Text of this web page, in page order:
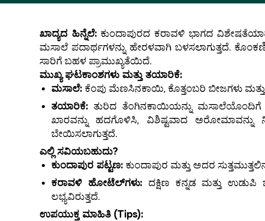
ಖಾದ್ಯದ ಹಿನ್ನೆಲೆ: ಕುಂದಾಪುರದ ಕರಾವಳಿ ಭಾಗದ
ಮಸಾಲೆ ಪದಾರ್ಥಗಳನ್ನು ಹೇರಳವಾಗಿ ಬಳಸಲಾಗುತ್ತದೆ.
ಸಾರಿಗೆ ಬಹಳ ಪ್ರಾಮುಖ್ಯತೆಯಿದೆ.
ಮುಖ್ಯ ಘಟಕಾಂಶಗಳು ಮತ್ತು ತಯಾರಿಕೆ:
ಮಸಾಲೆ: ಕೆಂಪು ಮೆಣಸಿನಕಾಯಿ, ಕೊತ್ತಂಬರಿ ಬೀಜಗಳು
ತಯಾರಿಕೆ: ತುರಿದ ತೆಂಗಿನಕಾಯಿಯನ್ನು ಮಸಾಲೆಯೊಂದಿಗೆ
ಖಾರವನ್ನು ಹದಗೊಳಿಸಿ, ವಿಶಿಷ್ಟವಾದ ಅರೋಮಾವನ್ನು
ಬೇಯಿಸಲಾಗುತ್ತದೆ.
ಎಲ್ಲಿ ಸವಿಯಬಹುದು?
ಕುಂದಾಪುರ ಪಟ್ಟಣ: ಕುಂದಾಪುರ ಮತ್ತು ಅದರ
ಕರಾವಳಿ ಹೋಟೆಲ್‌ಗಳು: ದಕ್ಷಿಣ ಕನ್ನಡ ಮತ್ತು
ಲಭ್ಯವಿರುತ್ತದೆ.
ಉಪಯುಕ್ತ ಮಾಹಿತಿ (Tips):